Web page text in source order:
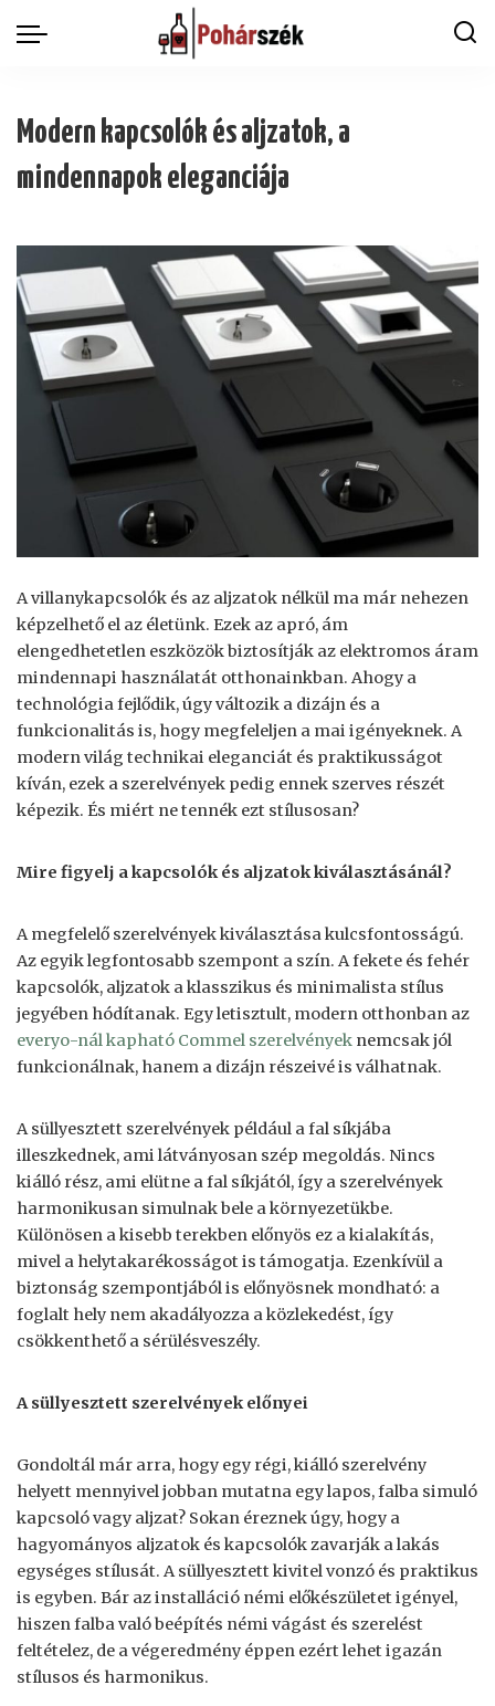
Modern kapcsolók és aljzatok, a
mindennapok eleganciája
A villanykapcsolók és az aljzatok nélkül ma már nehezen
képzelhető el az életünk. Ezek az apró, ám
elengedhetetlen eszközök biztosítják az elektromos áram
mindennapi használatát otthonainkban. Ahogy a
technológia fejlődik, úgy változik a dizájn és a
funkcionalitás is, hogy megfeleljen a mai igényeknek. A
modern világ technikai eleganciát és praktikusságot
kíván, ezek a szerelvények pedig ennek szerves részét
képezik. És miért ne tennék ezt stílusosan?
Mire figyelj a kapcsolók és aljzatok kiválasztásánál?
A megfelelő szerelvények kiválasztása kulcsfontosságú.
Az egyik legfontosabb szempont a szín. A fekete és fehér
kapcsolók, aljzatok a klasszikus és minimalista stílus
jegyében hódítanak. Egy letisztult, modern otthonban az
everyo-nál kapható Commel szerelvények nemcsak jól
funkcionálnak, hanem a dizájn részeivé is válhatnak.
A süllyesztett szerelvények például a fal síkjába
illeszkednek, ami látványosan szép megoldás. Nincs
kiálló rész, ami elütne a fal síkjától, így a szerelvények
harmonikusan simulnak bele a környezetükbe.
Különösen a kisebb terekben előnyös ez a kialakítás,
mivel a helytakarékosságot is támogatja. Ezenkívül a
biztonság szempontjából is előnyösnek mondható: a
foglalt hely nem akadályozza a közlekedést, így
csökkenthető a sérülésveszély.
A süllyesztett szerelvények előnyei
Gondoltál már arra, hogy egy régi, kiálló szerelvény
helyett mennyivel jobban mutatna egy lapos, falba simuló
kapcsoló vagy aljzat? Sokan éreznek úgy, hogy a
hagyományos aljzatok és kapcsolók zavarják a lakás
egységes stílusát. A süllyesztett kivitel vonzó és praktikus
is egyben. Bár az installáció némi előkészületet igényel,
hiszen falba való beépítés némi vágást és szerelést
feltételez, de a végeredmény éppen ezért lehet igazán
stílusos és harmonikus.